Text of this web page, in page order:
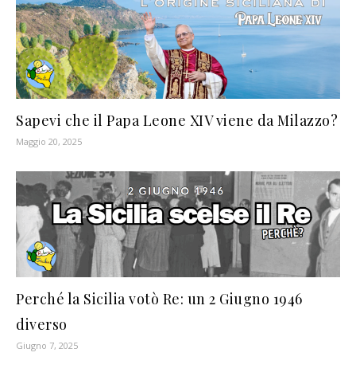
Sapevi che il Papa Leone XIV viene da Milazzo?
Maggio 20, 2025
Perché la Sicilia votò Re: un 2 Giugno 1946
diverso
Giugno 7, 2025